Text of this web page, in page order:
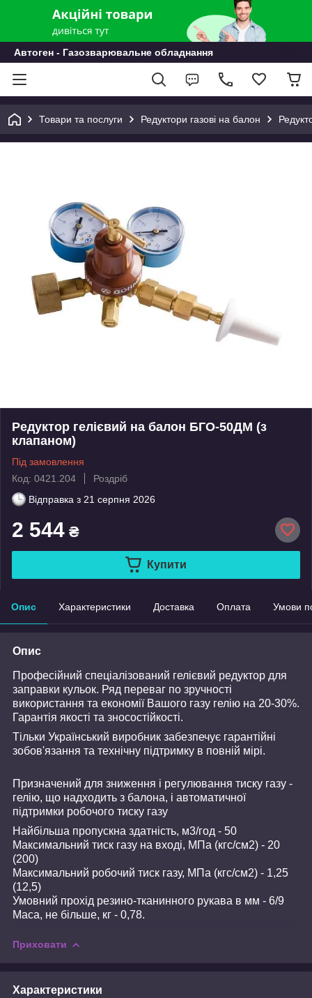
Автоген - Газозварювальне обладнання
Товари та послуги Редуктори газові на балон
Редуктор гелієвий на балон БГО-50ДМ (з
клапаном)
Під замовлення
Код: 0421.204
Роздріб
Відправка з 21 серпня 2026
2 544 ₴
Купити
Опис Характеристики Доставка Оплата Умови
Опис
Професійний спеціалізований гелієвий редуктор для
заправки кульок. Ряд переваг по зручності
використання та економії Вашого газу гелію на 20-30%.
Гарантія якості та зносостійкості.
Тільки Український виробник забезпечує гарантійні
зобов'язання та технічну підтримку в повній мірі.
Призначений для зниження і регулювання тиску газу -
гелію, що надходить з балона, і автоматичної
підтримки робочого тиску газу
Найбільша пропускна здатність, м3/год - 50
Максимальний тиск газу на вході, МПа (кгс/см2) - 20
(200)
Максимальний робочий тиск газу, МПа (кгс/см2) - 1,25
(12,5)
Умовний прохід резино-тканинного рукава в мм - 6/9
Маса, не більше, кг - 0,78.
Приховати
Характеристики